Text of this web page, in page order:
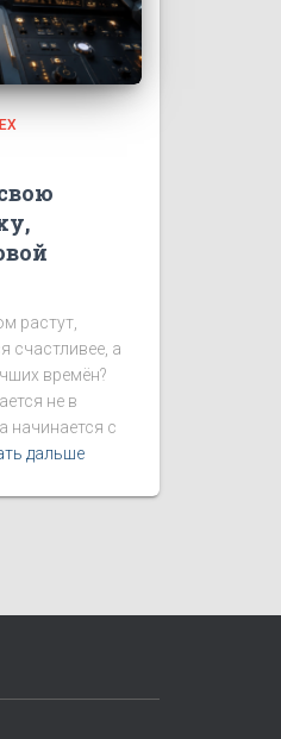
растут,
счастливее, а
времён?
не в
начинается с
дальше